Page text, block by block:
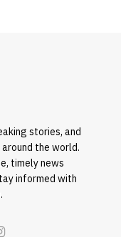
stories, and
the world.
timely news
informed with